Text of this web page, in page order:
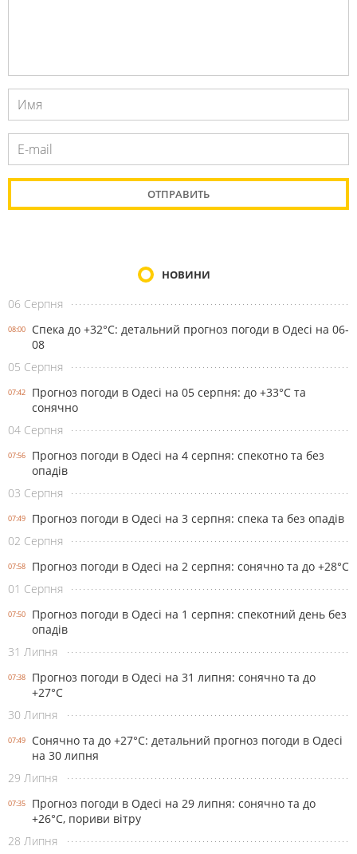
НОВИНИ
06 Серпня
08:00
Спека до +32°С: детальний прогноз погоди в Одесі на 06-
08
05 Серпня
07:42
Прогноз погоди в Одесі на 05 серпня: до +33°С та
сонячно
04 Серпня
07:56
Прогноз погоди в Одесі на 4 серпня: спекотно та без
опадів
03 Серпня
07:49
Прогноз погоди в Одесі на 3 серпня: спека та без опадів
02 Серпня
07:58
Прогноз погоди в Одесі на 2 серпня: сонячно та до +28°С
01 Серпня
07:50
Прогноз погоди в Одесі на 1 серпня: спекотний день без
опадів
31 Липня
07:38
Прогноз погоди в Одесі на 31 липня: сонячно та до
+27°С
30 Липня
07:49
Сонячно та до +27°С: детальний прогноз погоди в Одесі
на 30 липня
29 Липня
07:35
Прогноз погоди в Одесі на 29 липня: сонячно та до
+26°С, пориви вітру
28 Липня